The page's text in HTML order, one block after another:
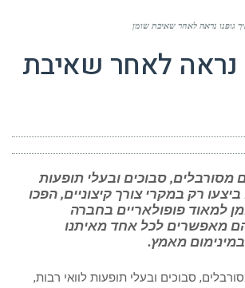
גופנו נראה לאחר שאיבת שומן
נראה לאחר שאיבת
מסורבלים, סבוכים ובעלי תופעות
רק במקרי צורך קיצוניים, הפכו
למאוד פופולאריים בחברה
מאפשרים לכל אחד מאיתנו
מאמץ.
סבוכים ובעלי תופעות לוואי רבות,